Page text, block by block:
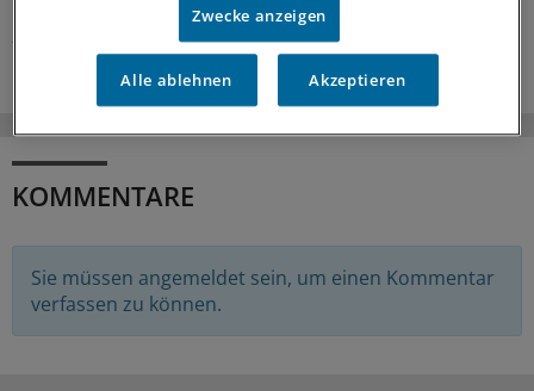
KOMMENTARE
Sie müssen angemeldet sein, um einen Kommentar
verfassen zu können.
Zwecke anzeigen
Alle ablehnen Akzeptieren